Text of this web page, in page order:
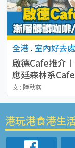
全港 . 室內好去處
啟德Cafe推介
應廷森林系
熊貓咖啡
文 : 陸秋燕
港玩港食港生